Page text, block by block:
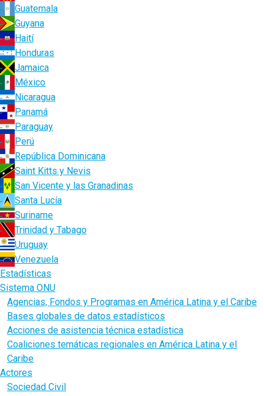
Guatemala
Guyana
Haití
Honduras
Jamaica
México
Nicaragua
Panamá
Paraguay
Perú
República Dominicana
Saint Kitts y Nevis
San Vicente y las Granadinas
Santa Lucía
Suriname
Trinidad y Tabago
Uruguay
Venezuela
Estadísticas
Sistema ONU
Agencias, Fondos y Programas en América Latina y el Caribe
Bases globales de datos estadísticos
Acciones de asistencia técnica estadística
Coaliciones temáticas regionales en América Latina y el
Caribe
Actores
Sociedad Civil